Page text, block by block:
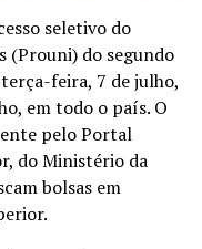
de espanhol.
WhatsApp
seletivo do
(Prouni) do segundo
feira, 7 de julho,
em todo o país. O
pelo Portal
do Ministério da
bolsas em